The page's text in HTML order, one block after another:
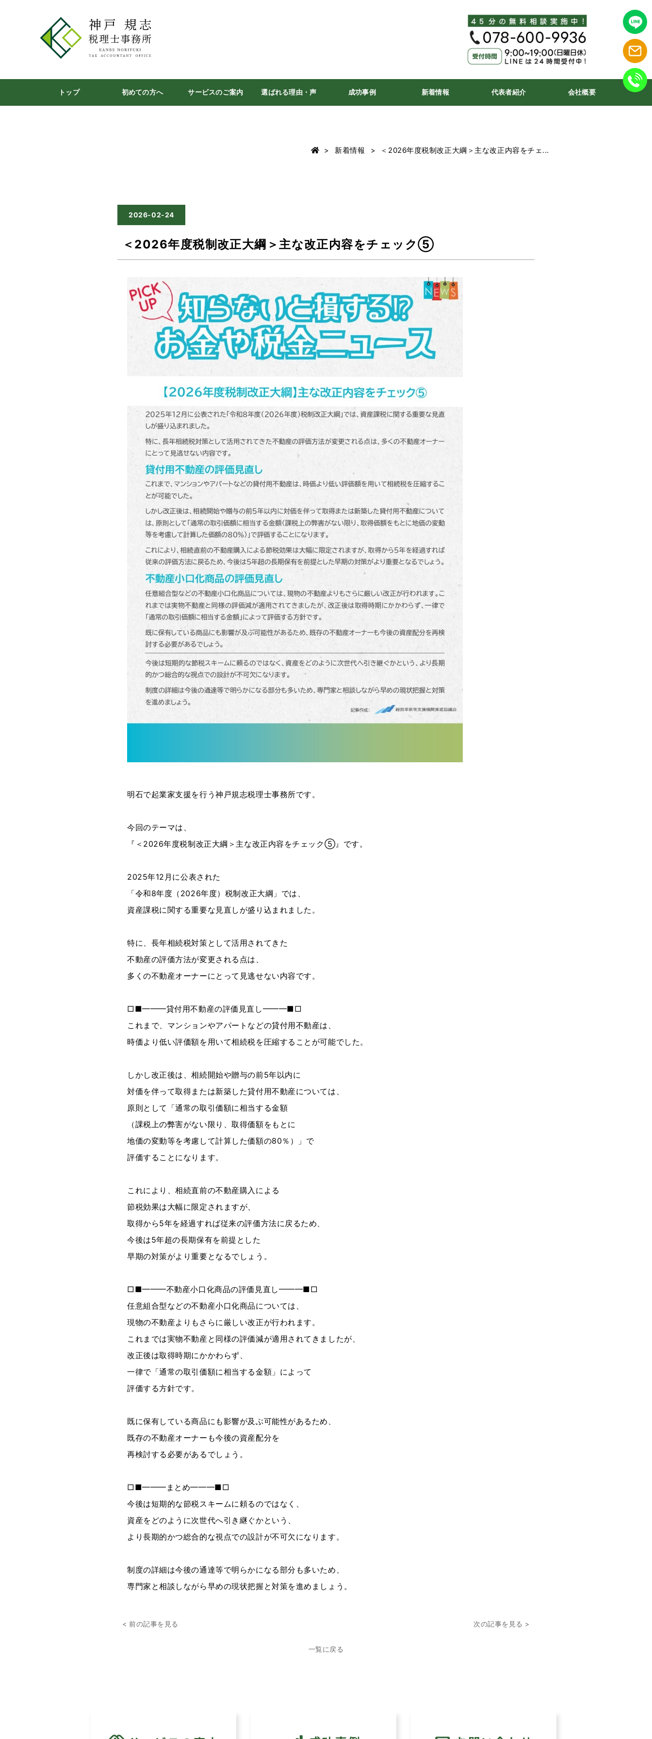
トップ 初めての方へ サービスのご案内 選ばれる理由・声 成功事例 新着情報 代表者紹介 会社概要
新着情報 ＜2026年度税制改正大綱＞主な改正内容をチェ...
2026-02-24
＜2026年度税制改正大綱＞主な改正内容をチェック⑤
明石で起業家支援を行う神戸規志税理士事務所です。
今回のテーマは、
『＜2026年度税制改正大綱＞主な改正内容をチェック⑤』です。
2025年12月に公表された
「令和8年度（2026年度）税制改正大綱」では、
資産課税に関する重要な見直しが盛り込まれました。
特に、長年相続税対策として活用されてきた
不動産の評価方法が変更される点は、
多くの不動産オーナーにとって見逃せない内容です。
□■━━━貸付用不動産の評価見直し━━━■□
これまで、マンションやアパートなどの貸付用不動産は、
時価より低い評価額を用いて相続税を圧縮することが可能でした。
しかし改正後は、相続開始や贈与の前5年以内に
対価を伴って取得または新築した貸付用不動産については、
原則として「通常の取引価額に相当する金額
（課税上の弊害がない限り、取得価額をもとに
地価の変動等を考慮して計算した価額の80％）」で
評価することになります。
これにより、相続直前の不動産購入による
節税効果は大幅に限定されますが、
取得から5年を経過すれば従来の評価方法に戻るため、
今後は5年超の長期保有を前提とした
早期の対策がより重要となるでしょう。
□■━━━不動産小口化商品の評価見直し━━━■□
任意組合型などの不動産小口化商品については、
現物の不動産よりもさらに厳しい改正が行われます。
これまでは実物不動産と同様の評価減が適用されてきましたが、
改正後は取得時期にかかわらず、
一律で「通常の取引価額に相当する金額」によって
評価する方針です。
既に保有している商品にも影響が及ぶ可能性があるため、
既存の不動産オーナーも今後の資産配分を
再検討する必要があるでしょう。
□■━━━まとめ━━━■□
今後は短期的な節税スキームに頼るのではなく、
資産をどのように次世代へ引き継ぐかという、
より長期的かつ総合的な視点での設計が不可欠になります。
制度の詳細は今後の通達等で明らかになる部分も多いため、
専門家と相談しながら早めの現状把握と対策を進めましょう。
< 前の記事を見る 次の記事を見る >
一覧に戻る